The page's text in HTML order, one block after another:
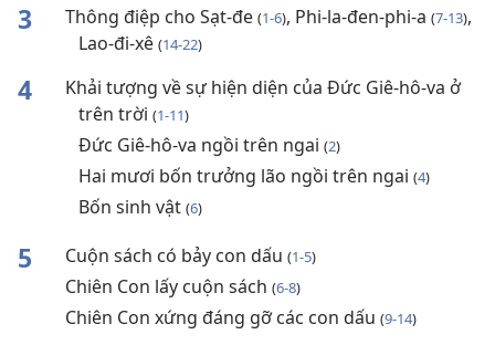
3 Thông điệp cho Sạt-đe (1-6), Phi-la-đen-phi-a (7-13),
Lao-đi-xê (14-22)
4
Khải tượng về sự hiện diện của Đức Giê-hô-va ở
trên trời (1-11)
Đức Giê-hô-va ngồi trên ngai (2)
Hai mươi bốn trưởng lão ngồi trên ngai (4)
Bốn sinh vật (6)
5 Cuộn sách có bảy con dấu (1-5)
Chiên Con lấy cuộn sách (6-8)
Chiên Con xứng đáng gỡ các con dấu (9-14)